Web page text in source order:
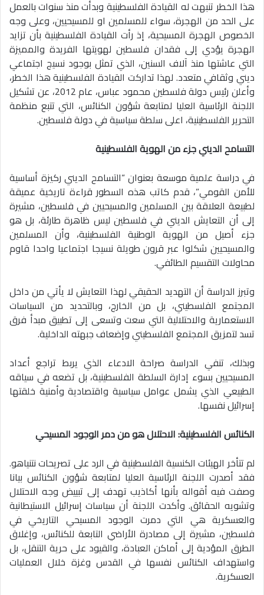
هذا الخطر تنبهت له القيادة الفلسطينية وبدأت منذ سنوات بالعمل
على الحد من الهجرة، سواء للمسلمين او للمسيحيين، وعلى وجه
الخصوص الهجرة المسيحية، إذ رأت القيادة الفلسطينية بأن تزايد
الهجرة يؤدي إلى فقدان فلسطين لهويتها الفريدة والمميزة
التي عاشتها منذ آلاف السنين، الذي تمثل بوجود نسيج اجتماعي
ديني وثقافي متعدد. لهذا تداركت القيادة الفلسطينية هذا الخطر،
وأعلن رئيس دولة فلسطين محمود عباس، عام 2012، عن تشكيل
اللجنة الرئاسية العليا لمتابعة شؤون الكنائس، التي تتبع منظمة
التحرير الفلسطينية، اعلى سلطة سياسية في دولة فلسطين.
التسامح الديني جزء من الهوية الفلسطينية
في دراسة علمية موسعة بعنوان “التسامح الديني ركيزة أساسية
للأمن القومي”، قدم كاتب هذه السطور قراءة تاريخية عميقة
لطبيعة العلاقة بين المسلمين والمسيحيين في فلسطين، مشيرة
إلى أن التعايش الديني في فلسطين ليس ظاهرة طارئة، بل هو
جزء أصيل من الهوية الوطنية الفلسطينية، وأن المسلمين
والمسيحيين شكلوا عبر قرون طويلة نسيجا اجتماعيا واحدا قاوم
محاولات التقسيم الطائفي.
وتبرز الدراسة أن التهديد الحقيقي لهذا التعايش لا يأتي من داخل
المجتمع الفلسطيني، بل من الخارج، وبالتحديد من السياسات
الاستعمارية والاحتلالية التي سعت وتسعى إلى تطبيق مبدأ فرق
تسد لتمزيق المجتمع الفلسطيني وإضعاف جبهته الداخلية.
وبذلك، تنفي الدراسة صراحة الادعاء الذي يربط تراجع أعداد
المسيحيين بسوء إدارة السلطة الفلسطينية، بل تضعه في سياقه
الطبيعي الذي يشمل عوامل سياسية واقتصادية وأمنية خلقتها
إسرائيل نفسها.
الكنائس الفلسطينية: الاحتلال هو من دمر الوجود المسيحي
لم تتأخر الهيئات الكنسية الفلسطينية في الرد على تصريحات نتنياهو.
فقد أصدرت اللجنة الرئاسية العليا لمتابعة شؤون الكنائس بيانا
وصفت فيه أقواله بأنها أكاذيب تهدف إلى تبييض وجه الاحتلال
وتشويه الحقائق. وأكدت اللجنة أن سياسات إسرائيل الاستيطانية
والعسكرية هي التي دمرت الوجود المسيحي التاريخي في
فلسطين، مشيرة إلى مصادرة الأراضي التابعة للكنائس، وإغلاق
الطرق المؤدية إلى أماكن العبادة، والقيود على حرية التنقل، بل
واستهداف الكنائس نفسها في القدس وغزة خلال العمليات
العسكرية.